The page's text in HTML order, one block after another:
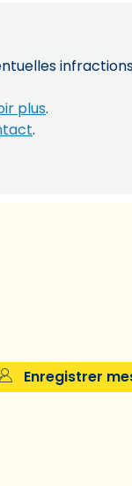
plus.
.
Enregistrer